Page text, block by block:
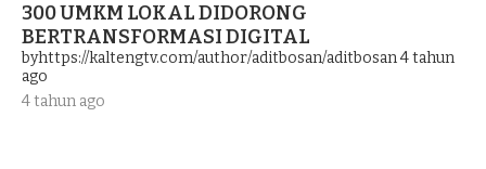
300 UMKM LOKAL DIDORONG
BERTRANSFORMASI DIGITAL
byhttps://kaltengtv.com/author/aditbosan/aditbosan4 tahun
ago
4 tahun ago